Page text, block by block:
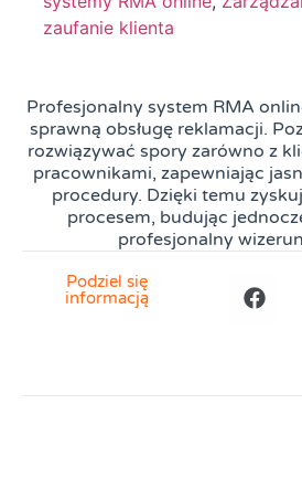
zaufanie klienta
Profesjonalny system RMA
sprawną obsługę reklamacji.
rozwiązywać spory zarówno z
pracownikami, zapewniając
procedury. Dzięki temu
procesem, budując
profesjonalny
Podziel się
informacją